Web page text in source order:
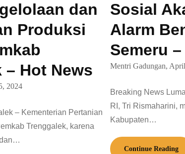
dan
Produksi
– Hot News
2024
– Kementerian Pertanian
Trenggalek, karena
Sosial
Alarm
Semeru
Mentri Gadungan,
Breaking News
RI, Tri Rismaharini,
Kabupaten…
Continue Reading